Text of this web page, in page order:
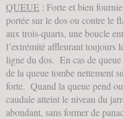
QUEUE : Forte et bien
portée sur le dos ou contre le
aux trois-quarts, une boucle
l’extrémité affleurant toujours
ligne du dos. En cas de
de la queue tombe nettement
forte. Quand la queue pend
caudale atteint le niveau du
abondant, sans former de